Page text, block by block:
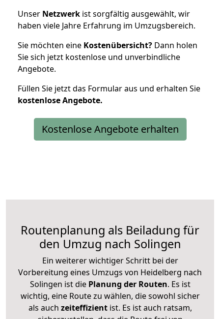
Unser Netzwerk ist sorgfältig ausgewählt, wir
haben viele Jahre Erfahrung im Umzugsbereich.
Sie möchten eine Kostenübersicht? Dann holen
Sie sich jetzt kostenlose und unverbindliche
Angebote.
Füllen Sie jetzt das Formular aus und erhalten Sie
kostenloseAngebote.
Kostenlose Angebote erhalten
Routenplanung als Beiladung für
den Umzug nach Solingen
Ein weiterer wichtiger Schritt bei der
Vorbereitung eines Umzugs von Heidelberg nach
Solingen ist diePlanung der Routen. Es ist
wichtig, eine Route zu wählen, die sowohl sicher
als auch zeiteffizientist. Es ist auch ratsam,